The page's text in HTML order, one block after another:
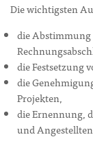
Die wichtigsten
die Abstimmung
die Festsetzung
die
Projekten,
die Ernennung,
und